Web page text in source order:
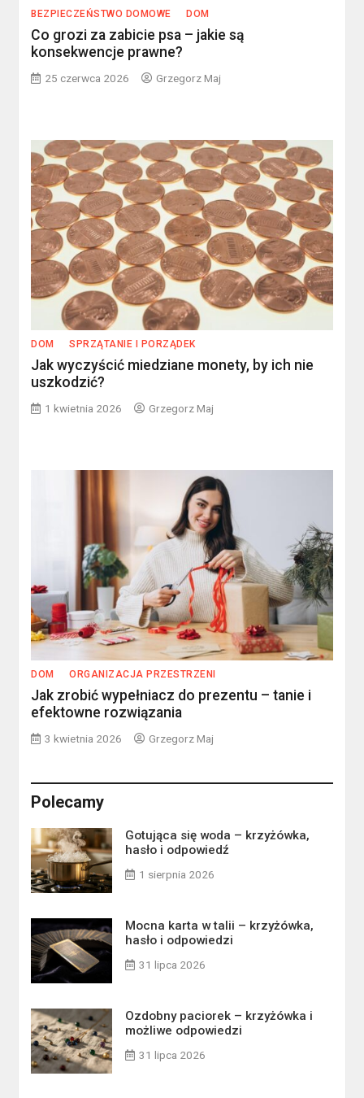
BEZPIECZEŃSTWO DOMOWE DOM
Co grozi za zabicie psa – jakie są
konsekwencje prawne?
25 czerwca 2026 Grzegorz Maj
DOM SPRZĄTANIE I PORZĄDEK
Jak wyczyścić miedziane monety, by ich nie
uszkodzić?
1 kwietnia 2026 Grzegorz Maj
DOM ORGANIZACJA PRZESTRZENI
Jak zrobić wypełniacz do prezentu – tanie i
efektowne rozwiązania
3 kwietnia 2026 Grzegorz Maj
Polecamy
Gotująca się woda – krzyżówka,
hasło i odpowiedź
1 sierpnia 2026
Mocna karta w talii – krzyżówka,
hasło i odpowiedzi
31 lipca 2026
Ozdobny paciorek – krzyżówka i
możliwe odpowiedzi
31 lipca 2026